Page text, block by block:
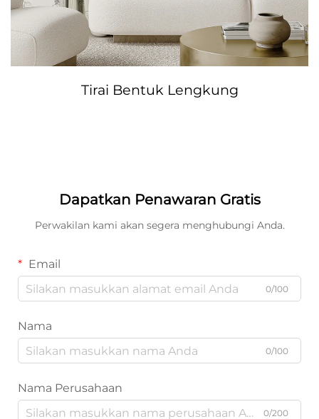
Tirai Bentuk Lengkung
Dapatkan Penawaran Gratis
Perwakilan kami akan segera menghubungi Anda.
Email
0/100
Nama
0/100
Nama Perusahaan
0/200